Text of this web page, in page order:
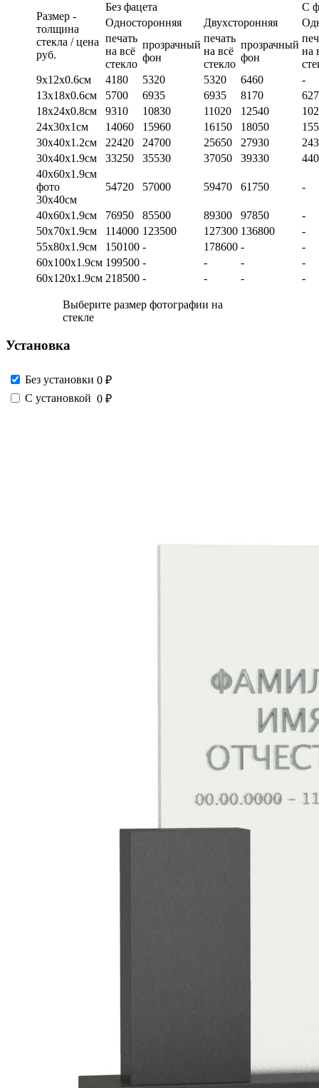
Размер -
толщина
стекла / цена
руб.
Без фацета
С
Односторонняя
Двухсторонняя
печать
на всё
стекло
прозрачный
фон
печать
на всё
стекло
прозрачный
фон
на
9х12х0.6см
4180 5320 5320 6460
-
13х18х0.6см
5700 6935 6935 8170
18х24х0.8см
9310 10830 11020 12540
24х30х1см
14060 15960 16150 18050
30х40х1.2см
22420 24700 25650 27930
30х40х1.9см
33250 35530 37050 39330
40х60х1.9см
фото
30х40см
54720 57000 59470 61750 -
40х60х1.9см 76950 85500 89300 97850
-
50х70х1.9см
114000 123500 127300 136800
-
55х80х1.9см
150100 - 178600 -
-
60х100х1.9см 199500 - - -
-
60х120х1.9см 218500 - - - -
Выберите размер фотографии на
стекле
Установка
Без установки 0 ₽
С установкой 0 ₽